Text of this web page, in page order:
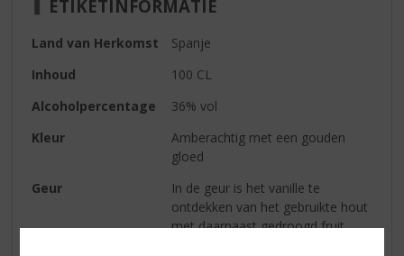
ETIKETINFORMATIE
Land van Herkomst
Spanje
Inhoud
100 CL
Alcoholpercentage
36% vol
Kleur
Amberachtig met een gouden
gloed
Geur
In de geur is het vanille te
ontdekken van het gebruikte hout
met daarnaast gedroogd fruit.